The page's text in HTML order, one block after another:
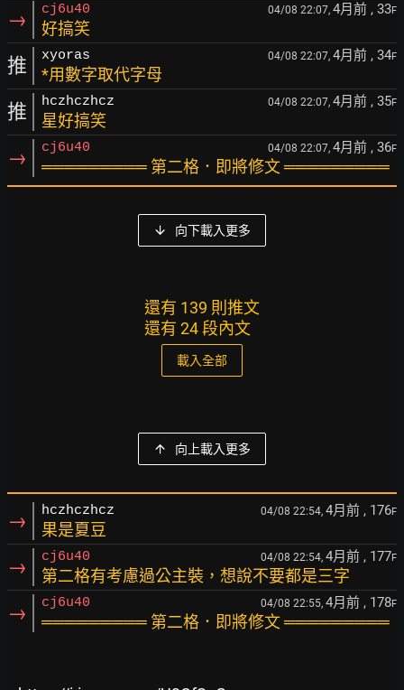
→ cj6u40 04/08 22:07, 4月前 , 33F
好搞笑
推 xyoras 04/08 22:07, 4月前 , 34F
*用數字取代字母
推 hczhczhcz 04/08 22:07, 4月前 , 35F
星好搞笑
→ cj6u40 04/08 22:07, 4月前 , 36F
═════════ 第二格．即將修文 ═════════
向下載入更多
還有 139 則推文
還有 24 段內文
載入全部
向上載入更多
→ hczhczhcz 04/08 22:54, 4月前 , 176F
果是夏豆
→ cj6u40 04/08 22:54, 4月前 , 177F
第二格有考慮過公主裝，想說不要都是三字
→ cj6u40 04/08 22:55, 4月前 , 178F
═════════ 第二格．即將修文 ═════════